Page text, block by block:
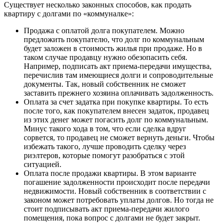
Существует несколько законных способов, как продать
квартиру с долгами по «коммуналке»:
Продажа с оплатой долга покупателем. Можно
предложить покупателю, что долг по коммунальным
будет заложен в стоимость жилья при продаже. Но в
таком случае продавцу нужно обезопасить себя.
Например, подписать акт приема-передачи имущества,
перечислив там имеющиеся долги и сопроводительные
документы. Так, новый собственник не сможет
заставить прежнего хозяина оплачивать задолженность.
Оплата за счет задатка при покупке квартиры. То есть
после того, как покупателем внесен задаток, продавец
из этих денег может погасить долг по коммунальным.
Минус такого хода в том, что если сделка вдруг
сорвется, то продавец не сможет вернуть деньги. Чтобы
избежать такого, лучше проводить сделку через
риэлтеров, которые помогут разобраться с этой
ситуацией.
Оплата после продажи квартиры. В этом варианте
погашение задолженности происходит после передачи
недвижимости. Новый собственник в соответствии с
законом может потребовать уплаты долгов. Но тогда не
стоит подписывать акт приема-передачи жилого
помещения, пока вопрос с долгами не будет закрыт.